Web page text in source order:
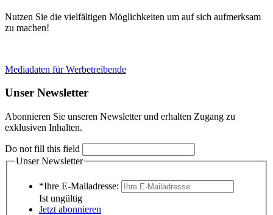
Nutzen Sie die vielfältigen Möglichkeiten um auf sich aufmerksam
zu machen!
Mediadaten für Werbetreibende
Unser Newsletter
Abonnieren Sie unseren Newsletter und erhalten Zugang zu
exklusiven Inhalten.
Do not fill this field
Unser Newsletter
*Ihre E-Mailadresse:
Ist ungültig
Jetzt abonnieren